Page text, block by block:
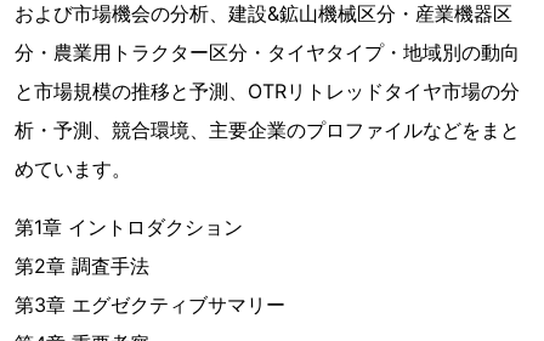
および市場機会の分析、建設&鉱山機械区分・産業機器区
分・農業用トラクター区分・タイヤタイプ・地域別の動向
と市場規模の推移と予測、OTRリトレッドタイヤ市場の分
析・予測、競合環境、主要企業のプロファイルなどをまと
めています。
第1章 イントロダクション
第2章 調査手法
第3章 エグゼクティブサマリー